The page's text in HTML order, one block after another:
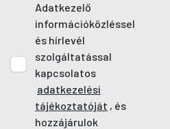
Adatkezelő
információközléssel
és hírlevél
szolgáltatással
kapcsolatos
adatkezelési
tájékoztatóját , és
hozzájárulok